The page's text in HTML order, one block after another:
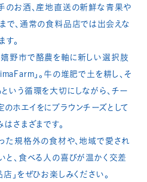
のお酒、産地直送の新鮮な青果や
で、通常の食料品店では出会えな
。
野市で酪農を軸に新しい選択肢
」。牛の堆肥で土を耕し、そ
いう循環を大切にしながら、チー
ホエイをにブラウンチーズとして
さまざまです。
た規格外の食材や、地域で愛され
と、食べる人の喜びが温かく交差
」をぜひお楽しみください。